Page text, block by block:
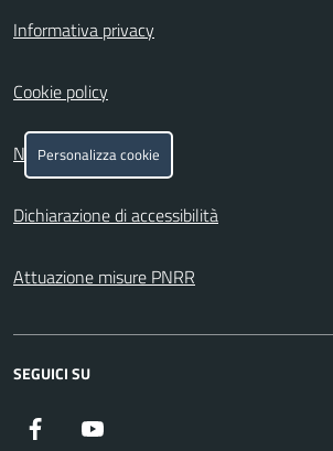
Informativa privacy
Cookie policy
Note legali
Dichiarazione di accessibilità
Attuazione misure PNRR
SEGUICI SU
Facebook
Personalizza cookie